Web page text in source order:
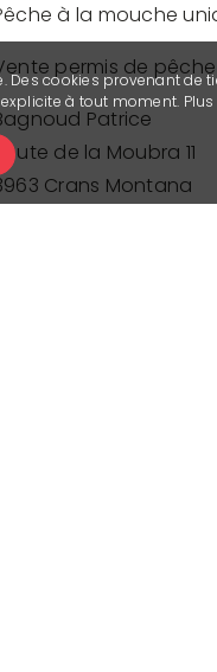
à la mouche
permis de pêche
Patrice
Route de la Moubra 11
Crans Montana
cookies provenant de
à tout moment.